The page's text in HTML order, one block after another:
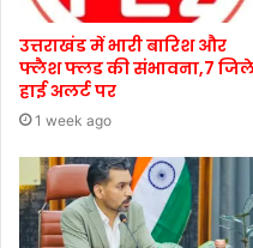
उत्तराखंड में भारी बारिश और
फ्लैश फ्लड की संभावना,7
हाई अलर्ट पर
1 week ago